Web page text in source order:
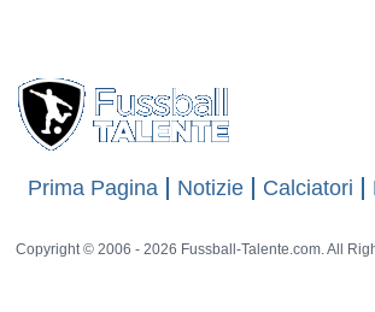
Prima Pagina Notizie Calciatori
Copyright © 2006 - 2026 Fussball-Talente.com. All